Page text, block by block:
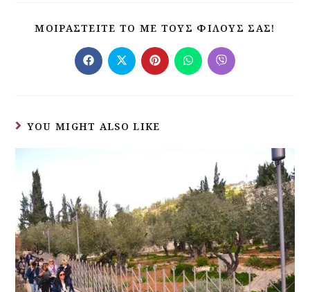
ΜΟΙΡΑΣΤΕΊΤΕ ΤΟ ΜΕ ΤΟΥΣ ΦΊΛΟΥΣ ΣΑΣ!
YOU MIGHT ALSO LIKE